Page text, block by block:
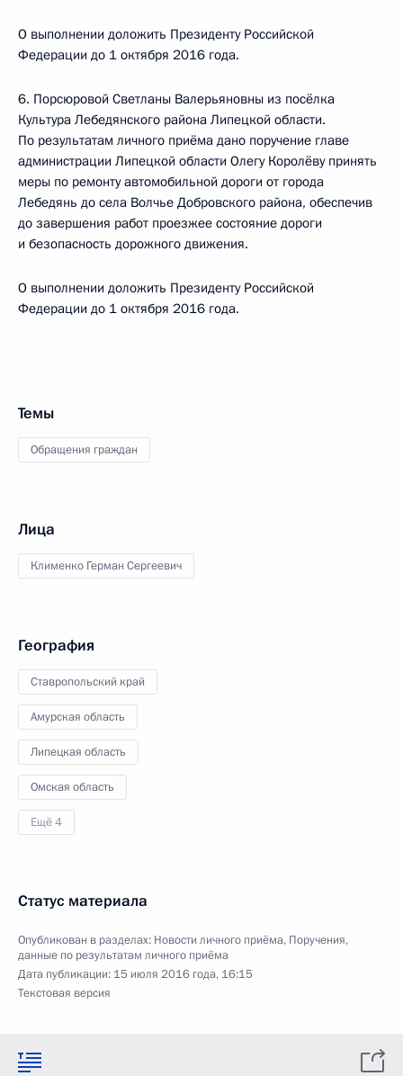
О выполнении доложить Президенту Российской
Федерации до 1 октября 2016 года.
6. Порсюровой Светланы Валерьяновны из посёлка
Культура Лебедянского района Липецкой области.
По результатам личного приёма дано поручение главе
администрации Липецкой области Олегу Королёву принять
меры по ремонту автомобильной дороги от города
Лебедянь до села Волчье Добровского района, обеспечив
до завершения работ проезжее состояние дороги
и безопасность дорожного движения.
О выполнении доложить Президенту Российской
Федерации до 1 октября 2016 года.
Темы
Обращения граждан
Лица
Клименко Герман Сергеевич
География
Ставропольский край
Амурская область
Липецкая область
Омская область
Ещё 4
Статус материала
Опубликован в разделах: Новости личного приёма, Поручения,
данные по результатам личного приёма
Дата публикации: 15 июля 2016 года, 16:15
Текстовая версия